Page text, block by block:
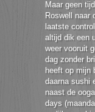
Maar geen
Roswell naar
laatste
altijd dik een
weer vooruit
dag zonder
heeft op mijn
daarna sushi
naast de
days